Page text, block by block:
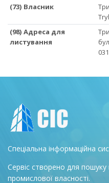
(73) Власник
(98) Адреса для
листування
Спеціальна інформаційна
Сервіс створено для
промислової власності.